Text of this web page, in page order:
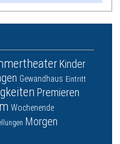
Kinder
Gewandhaus Eintritt
Premieren
Wochenende
Morgen